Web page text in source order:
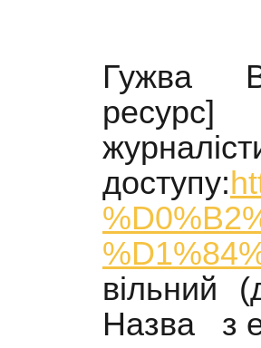
Гужва
ресурс]
доступу:
вільний
Назва з